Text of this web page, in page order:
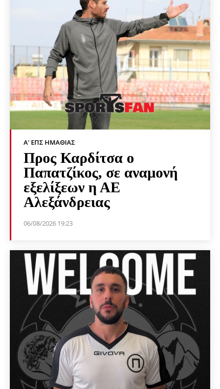
Α' ΕΠΣ ΗΜΑΘΊΑΣ
Προς Καρδίτσα ο
Παπατζίκος, σε αναμονή
εξελίξεων η ΑΕ
Αλεξάνδρειας
06/08/2026 19:23